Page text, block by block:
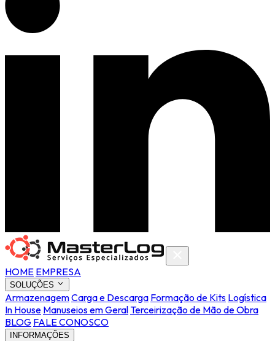
HOME EMPRESA
SOLUÇÕES
ArmazenagemCarga e Descarga Formação de Kits Logística
In House Manuseios em GeralTerceirização de Mão de Obra
BLOG FALE CONOSCO
INFORMAÇÕES